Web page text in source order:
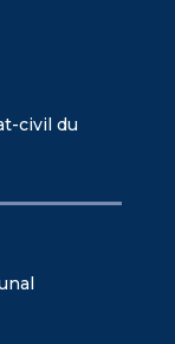
civil du